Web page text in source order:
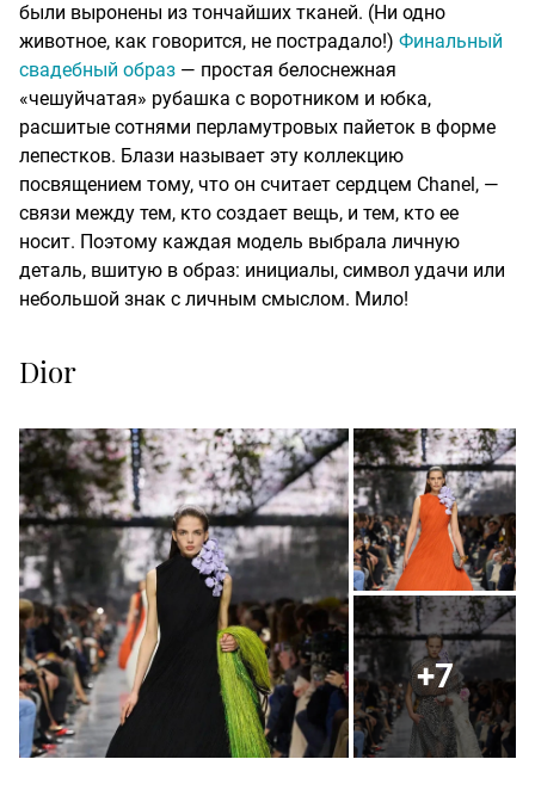
были выронены из тончайших тканей. (Ни одно
животное, как говорится, не пострадало!) Финальный
свадебный образ — простая белоснежная
«чешуйчатая» рубашка с воротником и юбка,
расшитые сотнями перламутровых пайеток в форме
лепестков. Блази называет эту коллекцию
посвящением тому, что он считает сердцем Chanel, —
связи между тем, кто создает вещь, и тем, кто ее
носит. Поэтому каждая модель выбрала личную
деталь, вшитую в образ: инициалы, символ удачи или
небольшой знак с личным смыслом. Мило!
Dior
+7